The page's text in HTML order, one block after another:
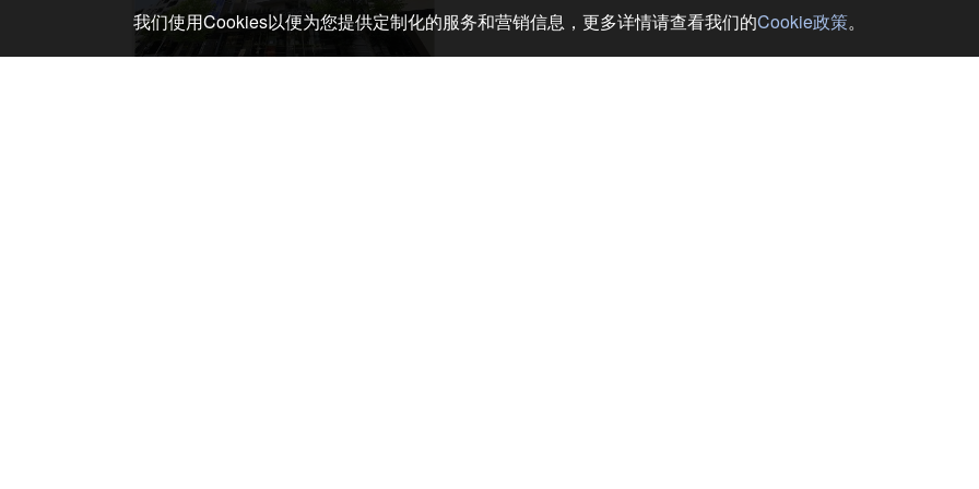
我们使用Cookies以便为您提供定制化的服务和营销信息，更多详情请查看我们的Cookie政策。